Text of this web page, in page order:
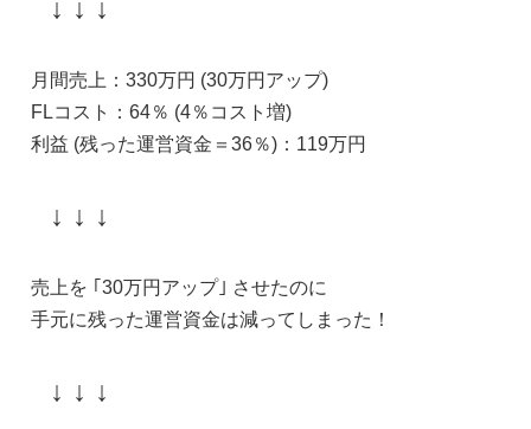
↓ ↓ ↓
月間売上：330万円 (30万円アップ)
FLコスト：64％ (4％コスト増)
利益 (残った運営資金＝36％)：119万円
↓ ↓ ↓
売上を ｢30万円アップ｣ させたのに
手元に残った運営資金は減ってしまった！
↓ ↓ ↓